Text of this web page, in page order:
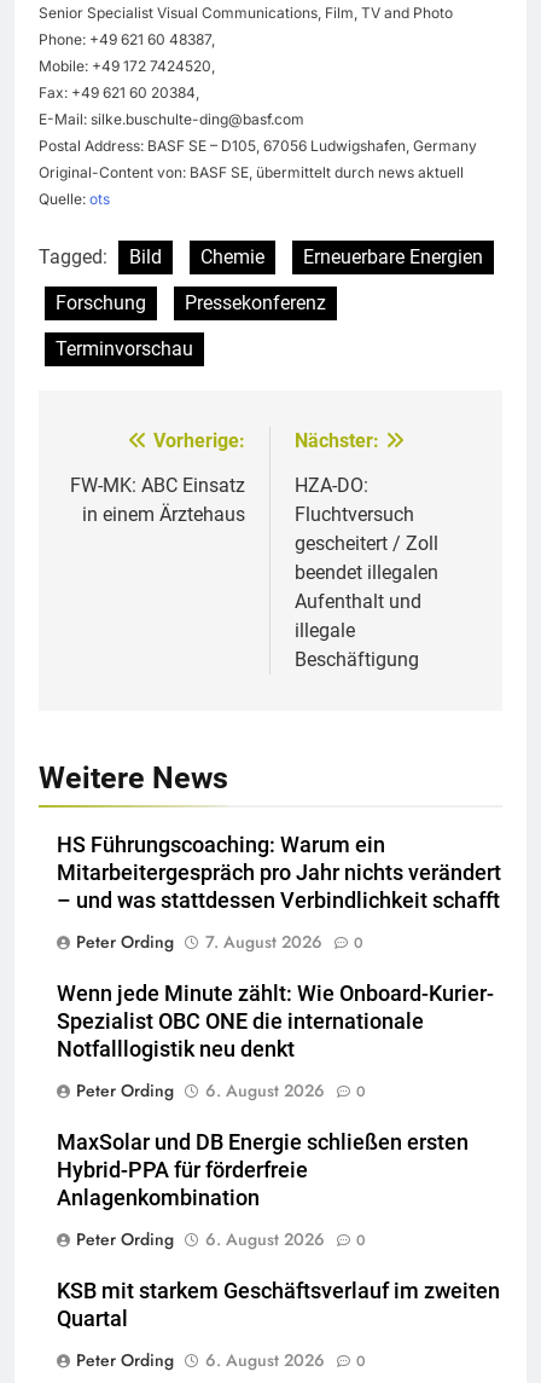
Senior Specialist Visual Communications, Film, TV and Photo
Phone: +49 621 60 48387,
Mobile: +49 172 7424520,
Fax: +49 621 60 20384,
E-Mail: silke.buschulte-ding@basf.com
Postal Address: BASF SE – D105, 67056 Ludwigshafen, Germany
Original-Content von: BASF SE, übermittelt durch news aktuell
Quelle: ots
Tagged: Bild Chemie
Erneuerbare Energien
Forschung
Pressekonferenz
Terminvorschau
Beitragsnavigation
Vorherige:
FW-MK: ABC Einsatz
in einem Ärztehaus
Nächster:
HZA-DO:
Fluchtversuch
gescheitert / Zoll
beendet illegalen
Aufenthalt und
illegale
Beschäftigung
Weitere News
HS Führungscoaching: Warum ein
Mitarbeitergespräch pro Jahr nichts verändert
– und was stattdessen Verbindlichkeit schafft
Peter Ording
7. August 2026 0
Wenn jede Minute zählt: Wie Onboard-Kurier-
Spezialist OBC ONE die internationale
Notfalllogistik neu denkt
Peter Ording
6. August 2026 0
MaxSolar und DB Energie schließen ersten
Hybrid-PPA für förderfreie
Anlagenkombination
Peter Ording
6. August 2026 0
KSB mit starkem Geschäftsverlauf im zweiten
Quartal
Peter Ording
6. August 2026 0